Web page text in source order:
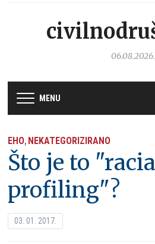
06.08.2026.
MENU
EHO, NEKATEGORIZIRANO
Što je to
profiling"?
03. 01. 2017.